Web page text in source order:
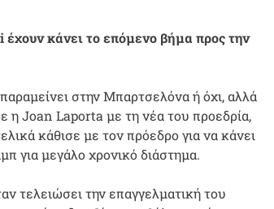
κάνει το επόμενο βήμα προς την
στην Μπαρτσελόνα ή όχι, αλλά
η Joan Laporta με τη νέα του προεδρία,
κάθισε με τον πρόεδρο για να κάνει
για μεγάλο χρονικό διάστημα.
τελειώσει την επαγγελματική του